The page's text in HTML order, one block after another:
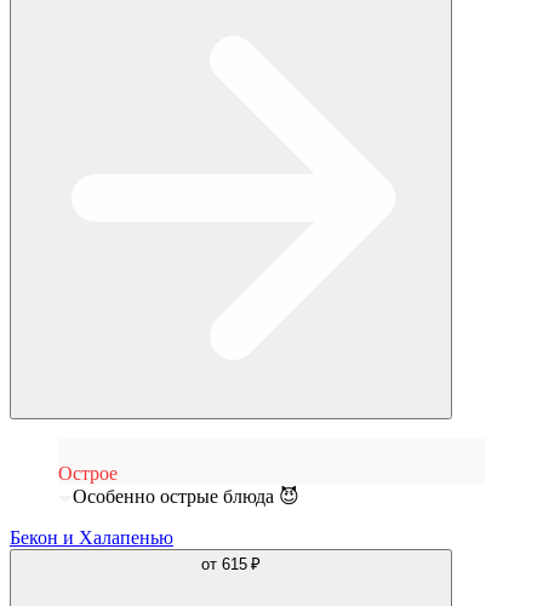
Острое
Особенно острые блюда 😈
Бекон и Халапенью
от 615 ₽